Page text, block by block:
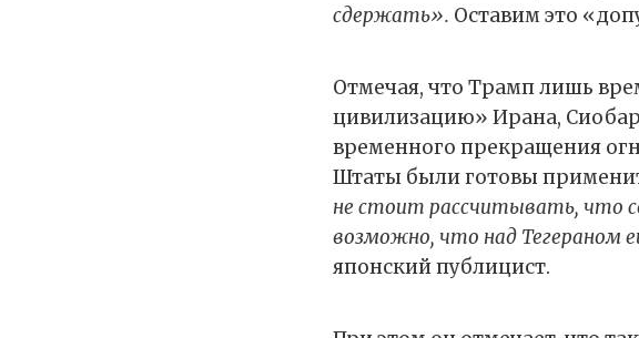
сдержать». Оставим это
Отмечая, что Трамп лишь
цивилизацию» Ирана,
временного прекращения
Штаты были готовы
не стоит рассчитывать, что
возможно, что над Тегераном
японский публицист.